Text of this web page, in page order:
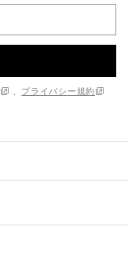
プライバシー規約